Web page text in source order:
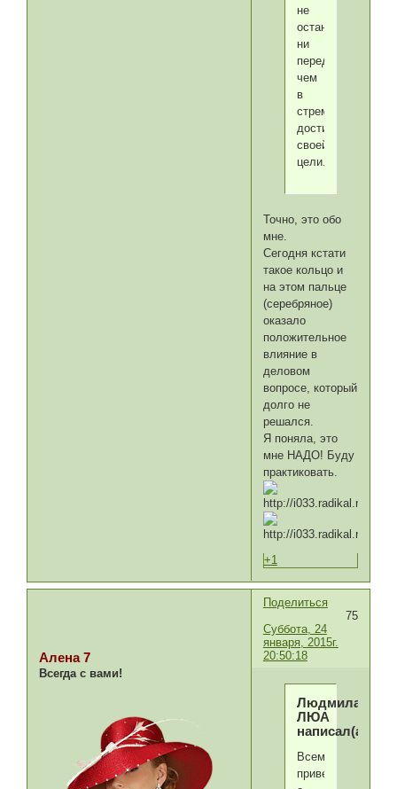
не
остановится
ни
перед
чем
в
стремлении
достичь
своей
цели.
Точно, это обо
мне.
Сегодня кстати
такое кольцо и
на этом пальце
(серебряное)
оказало
положительное
влияние в
деловом
вопросе, который
долго не
решался.
Я поняла, это
мне НАДО! Буду
практиковать.
+1
Поделиться
75
Суббота, 24
января, 2015г.
20:50:18
Алена 7
Всегда с вами!
Людмила-
ЛЮА
написал(а):
Всем
привет!